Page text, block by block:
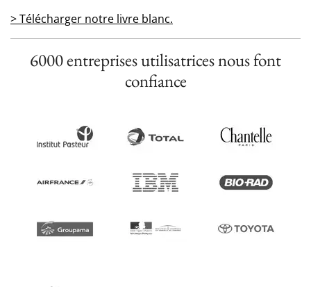
> Télécharger notre livre blanc.
6000 entreprises utilisatrices nous font
confiance